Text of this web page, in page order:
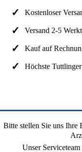
Kostenloser
Versand 2-5
Kauf auf
Höchste
Bitte stellen Sie uns Ihre
Unser